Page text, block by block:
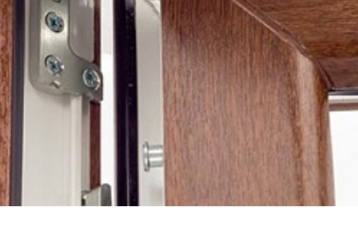
Stahlfenster
Verglasung
Tür- und Fensterbeschläge
Fensterdichtungen
Folienfächer / Farbmuster
Insektenschutz
Sprossenfenster
Brandschutzfenster
Fensterfarben
Smart-Home Lösungen